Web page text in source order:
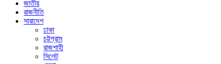
জাতীয়
রাজনীতি
সারাদেশ
ঢাকা
চট্টগ্রাম
রাজশাহী
সিলেট